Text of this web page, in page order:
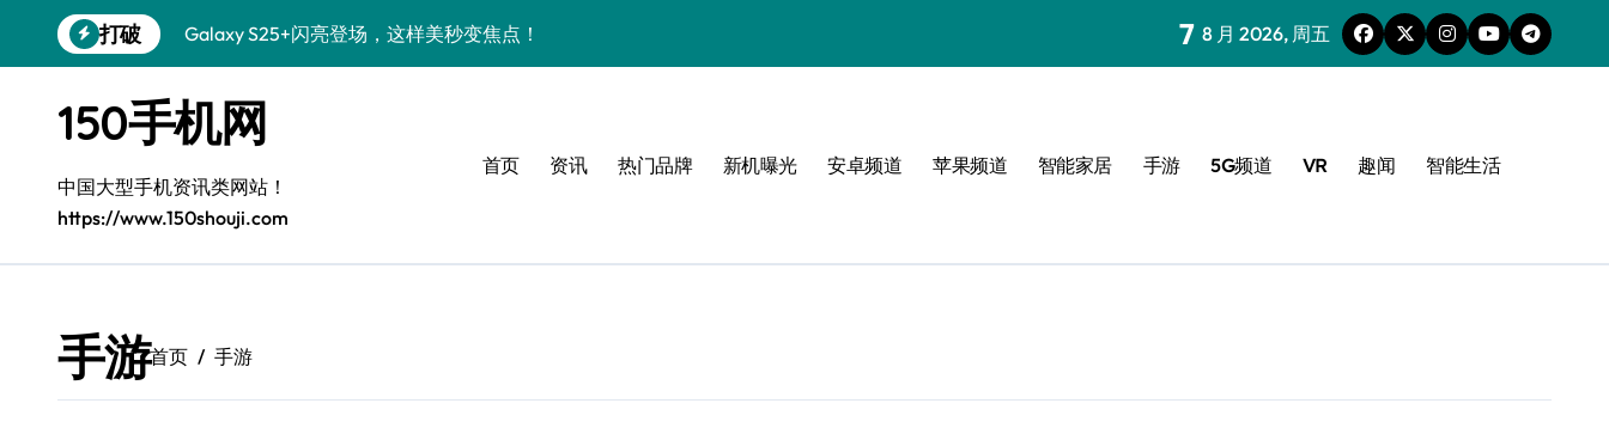
到
打破
Galaxy S25+闪亮登场，这样美秒变焦点！
S26+颜值暴增！机皇美颜秘籍大公开
A56 5G惊艳登场，三星新风尚来了！
三星S26上手：3招秒变个性旗舰
S25美化秘籍：个性潮玩，炫酷一键搞定！
Galaxy C55 5G登场，美学新标杆！
7 8 月 2026, 周五
150手机网
中国大型手机资讯类网站！
https://www.150shouji.com
首页 资讯 热门品牌 新机曝光 安卓频道 苹果频道 智能家居 手游 5G频道 VR 趣闻 智能生活
手游首页 手游